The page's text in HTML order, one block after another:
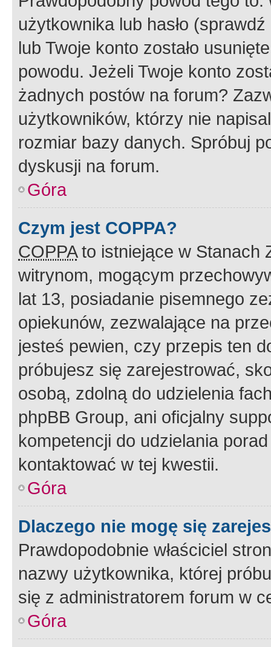
użytkownika lub hasło
lub Twoje konto zostało
powodu. Jeżeli Twoje konto
żadnych postów na forum?
użytkowników, którzy nie
rozmiar bazy danych. Spróbuj
dyskusji na forum.
Góra
Czym jest COPPA?
COPPAto istniejące w Stanach
witrynom, mogącym
lat 13, posiadanie pisemnego
opiekunów, zezwalające na
jesteś pewien, czy przepis ten
próbujesz się zarejestrować,
osobą, zdolną do udzielenia
phpBB Group, ani oficjalny
kompetencji do udzielania
kontaktować w tej kwestii.
Góra
Dlaczego nie mogę się
Prawdopodobnie właściciel
nazwy użytkownika, której
się z administratorem forum w
Góra